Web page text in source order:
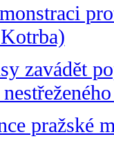
zavádět
pražské